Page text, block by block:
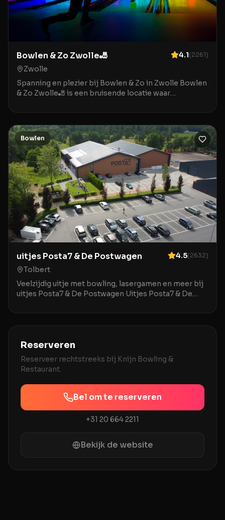
Bowlen & Zo Zwolle🎳 4.1(2261)
Zwolle
Spanning en plezier bij Bowlen & Zo in Zwolle Bowlen
& Zo Zwolle🎳 is een bruisende locatie waar
hart v
Bowlen
uitjes Posta7 & De Postwagen 4.5(2632)
Tolbert
Veelzijdig uitje met bowling, lasergamen en meer bij
uitjes Posta7 & De Postwagen Uitjes Posta7 & De
Reserveren
Reserveer rechtstreeks bij Knijn Bowling &
Restaurant.
Bel om te reserveren
+31 20 664 2211
Bekijk de website